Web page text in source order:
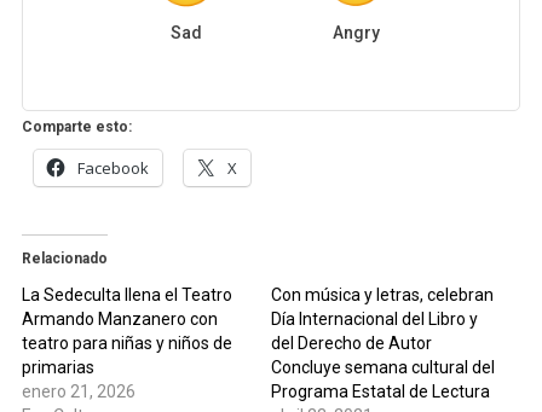
Sad Angry
Comparte esto:
Facebook X
Relacionado
La Sedeculta llena el Teatro
Armando Manzanero con
teatro para niñas y niños de
primarias
enero 21, 2026
Con música y letras, celebran
Día Internacional del Libro y
del Derecho de Autor
Concluye semana cultural del
Programa Estatal de Lectura